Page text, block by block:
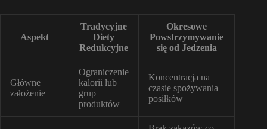
Aspekt
Tradycyjne
Diety
Redukcyjne
Okresowe
Powstrzymywanie
się od Jedzenia
Główne
założenie
Ograniczenie
kalorii lub
grup
produktów
Koncentracja na
czasie spożywania
posiłków